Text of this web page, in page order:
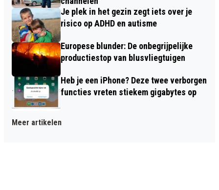
Je plek in het gezin zegt iets over je
risico op ADHD en autisme
Europese blunder: De onbegrijpelijke
productiestop van blusvliegtuigen
Heb je een iPhone? Deze twee verborgen
functies vreten stiekem gigabytes op
Meer artikelen